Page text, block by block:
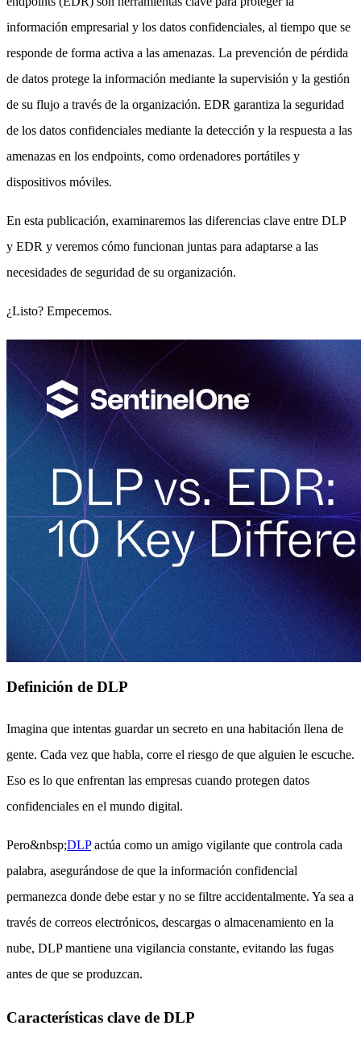
información empresarial y los datos confidenciales, al tiempo que se
responde de forma activa a las amenazas. La prevención de pérdida
de datos protege la información mediante la supervisión y la gestión
de su flujo a través de la organización. EDR garantiza la seguridad
de los datos confidenciales mediante la detección y la respuesta a las
amenazas en los endpoints, como ordenadores portátiles y
dispositivos móviles.
En esta publicación, examinaremos las diferencias clave entre DLP
y EDR y veremos cómo funcionan juntas para adaptarse a las
necesidades de seguridad de su organización.
¿Listo? Empecemos.
Definición de DLP
Imagina que intentas guardar un secreto en una habitación llena de
gente. Cada vez que habla, corre el riesgo de que alguien le escuche.
Eso es lo que enfrentan las empresas cuando protegen datos
confidenciales en el mundo digital.
Pero&nbsp;DLPactúa como un amigo vigilante que controla cada
palabra, asegurándose de que la información confidencial
permanezca donde debe estar y no se filtre accidentalmente. Ya sea a
través de correos electrónicos, descargas o almacenamiento en la
nube, DLP mantiene una vigilancia constante, evitando las fugas
antes de que se produzcan.
Características clave de DLP